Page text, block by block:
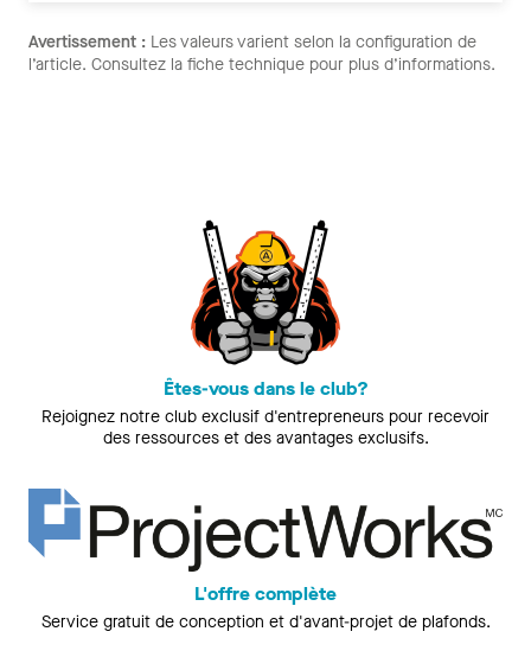
Avertissement : Les valeurs varient selon la configuration de
l’article. Consultez la fiche technique pour plus d’informations.
Êtes-vous dans le club?
Rejoignez notre club exclusif d'entrepreneurs pour recevoir
des ressources et des avantages exclusifs.
L'offre complète
Service gratuit de conception et d'avant-projet de plafonds.